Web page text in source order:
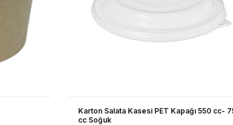
Karton Salata Kasesi PET Kapağı 550 cc-
cc Soğuk